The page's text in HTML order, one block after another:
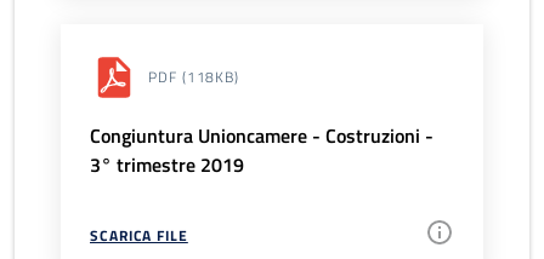
PDF (118KB)
Congiuntura Unioncamere - Costruzioni -
3° trimestre 2019
SCARICA FILE